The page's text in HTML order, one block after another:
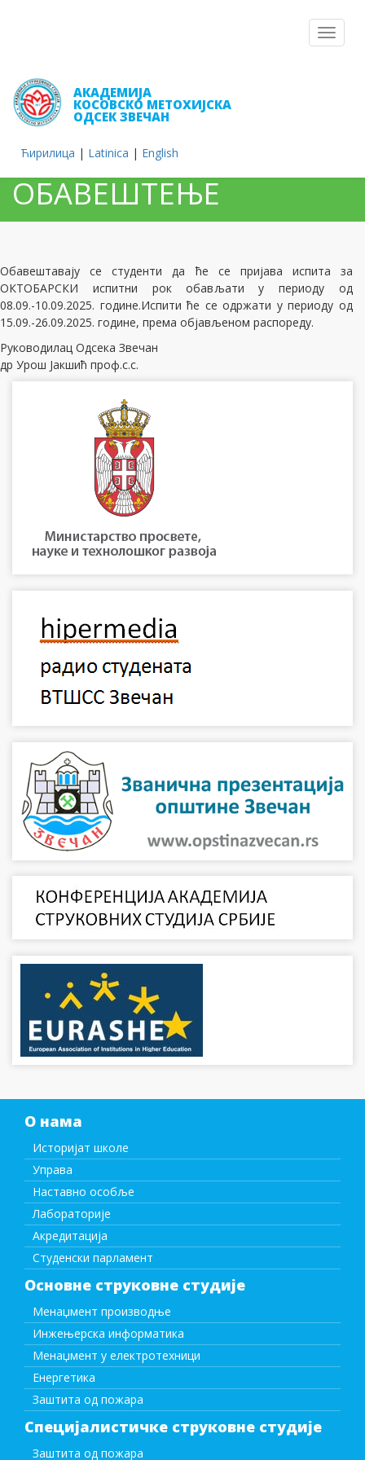
Toggle
АКАДЕМИЈА
КОСОВСКО МЕТОХИЈСКА
ОДСЕК ЗВЕЧАН
Ћирилица | Latinica | English
ОБАВЕШТЕЊЕ
Обавештавају се студенти да ће се пријава испита за
ОКТОБАРСКИ испитни рок обављати у периоду од
08.09.-10.09.2025. године.Испити ће се одржати у периоду од
15.09.-26.09.2025. године, према објављеном распореду.
Руководилац Одсека Звечан
др Урош Јакшић проф.с.с.
О нама
Историјат школе
Управа
Наставно особље
Лабораторије
Акредитација
Студенски парламент
Основне струковне студије
Менаџмент производње
Инжењерска информатика
Менаџмент у електротехници
Енергетика
Заштита од пожара
Специјалистичке струковне студије
Заштита од пожара